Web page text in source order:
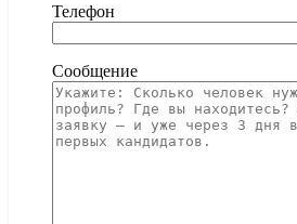
Телефон
Сообщение